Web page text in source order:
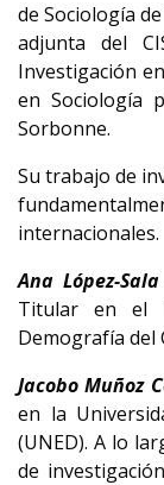
de Sociología
adjunta del
Investigación
en Sociología
Sorbonne.
Su trabajo de
internacionales.
Ana López-Sala
Titular en el
Demografía del
Jacobo Muñoz
en la
(UNED). A lo
de